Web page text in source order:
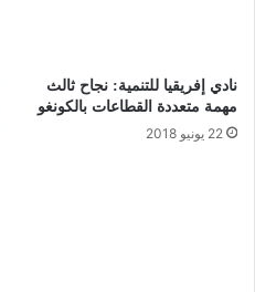
نادي إفريقيا للتنمية: نجاح ثالث
مهمة متعددة القطاعات بالكونغو
22 يونيو 2018